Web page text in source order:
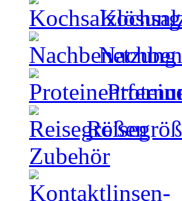
Zubehör